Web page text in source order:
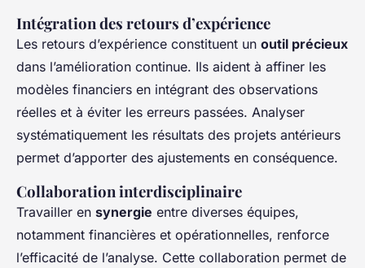
Intégration des retours d’expérience
Les retours d’expérience constituent un outil précieux
dans l’amélioration continue. Ils aident à affiner les
modèles financiers en intégrant des observations
réelles et à éviter les erreurs passées. Analyser
systématiquement les résultats des projets antérieurs
permet d’apporter des ajustements en conséquence.
Collaboration interdisciplinaire
Travailler en synergie entre diverses équipes,
notamment financières et opérationnelles, renforce
l’efficacité de l’analyse. Cette collaboration permet de